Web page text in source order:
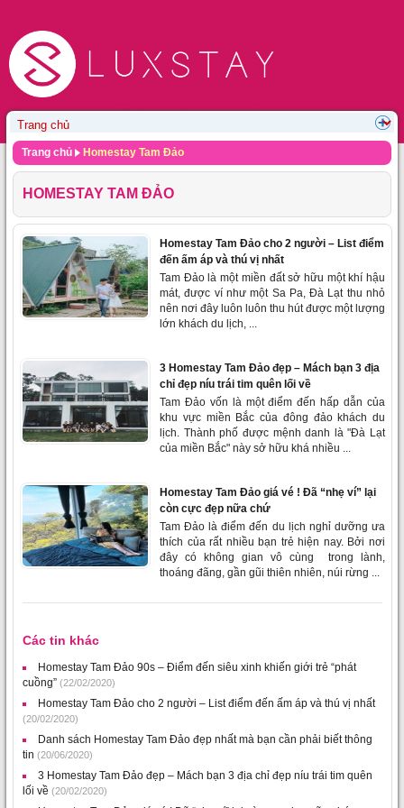
Trang chủ Homestay Tam Đảo
HOMESTAY TAM ĐẢO
Homestay Tam Đảo cho 2 người – List điểm
đến ấm áp và thú vị nhất
Tam Đảo là một miền đất sở hữu một khí hậu
mát, được ví như một Sa Pa, Đà Lạt thu nhỏ
nên nơi đây luôn luôn thu hút được một lượng
lớn khách du lịch, ...
3 Homestay Tam Đảo đẹp – Mách bạn 3 địa
chỉ đẹp níu trái tim quên lối về
Tam Đảo vốn là một điểm đến hấp dẫn của
khu vực miền Bắc của đông đảo khách du
lịch. Thành phố được mệnh danh là "Đà Lạt
của miền Bắc" này sở hữu khá nhiều ...
Homestay Tam Đảo giá vé ! Đã “nhẹ ví” lại
còn cực đẹp nữa chứ
Tam Đảo là điểm đến du lịch nghỉ dưỡng ưa
thích của rất nhiều bạn trẻ hiện nay. Bởi nơi
đây có không gian vô cùng trong lành,
thoáng đãng, gần gũi thiên nhiên, núi rừng ...
Các tin khác
Homestay Tam Đảo 90s – Điểm đến siêu xinh khiến giới trẻ “phát
cuồng” (22/02/2020)
Homestay Tam Đảo cho 2 người – List điểm đến ấm áp và thú vị nhất
(20/02/2020)
Danh sách Homestay Tam Đảo đẹp nhất mà bạn cần phải biết thông
tin (20/06/2020)
3 Homestay Tam Đảo đẹp – Mách bạn 3 địa chỉ đẹp níu trái tim quên
lối về (20/02/2020)